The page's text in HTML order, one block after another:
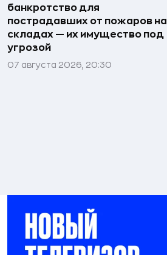
банкротство для
пострадавших от пожаров на
складах — их имущество под
угрозой
07 августа 2026, 20:30